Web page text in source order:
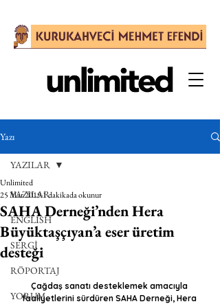
Yazı
YAZILAR
ENGLISH
SERGİ
RÖPORTAJ
YORUM
YAZILAR
SAHA Derneği’nden Hera
Büyüktaşçıyan’a eser üretim
desteği
Unlimited
25 Mar 20191 dakikada okunur
Çağdaş sanatı desteklemek amacıyla
faaliyetlerini sürdüren SAHA Derneği, Hera